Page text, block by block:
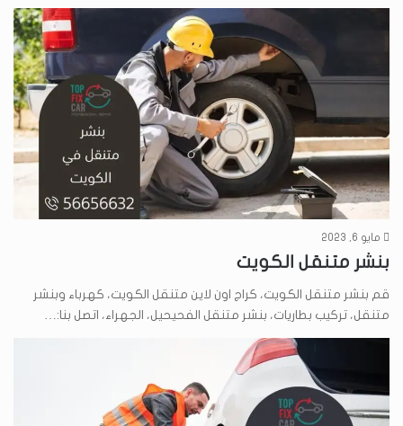
مايو 6, 2023
بنشر متنقل الكويت
قم بنشر متنقل الكويت، كراج اون لاين متنقل الكويت، كهرباء وبنشر
متنقل، تركيب بطاريات، بنشر متنقل الفحيحيل، الجهراء، اتصل بنا:…